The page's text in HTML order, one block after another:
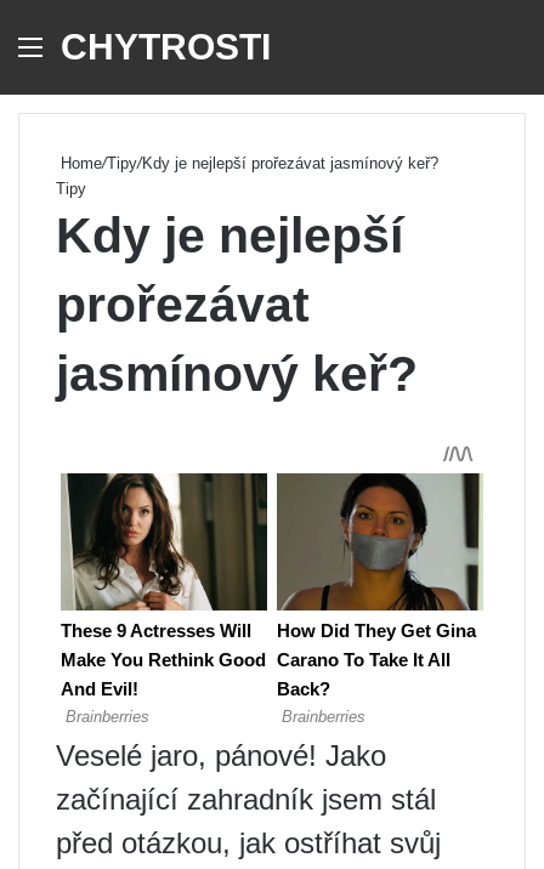
Menu
CHYTROSTI
Home/Tipy/Kdy je nejlepší prořezávat jasmínový keř?
Tipy
Kdy je nejlepší
prořezávat
jasmínový keř?
Veselé jaro, pánové! Jako
začínající zahradník jsem stál
před otázkou, jak ostříhat svůj